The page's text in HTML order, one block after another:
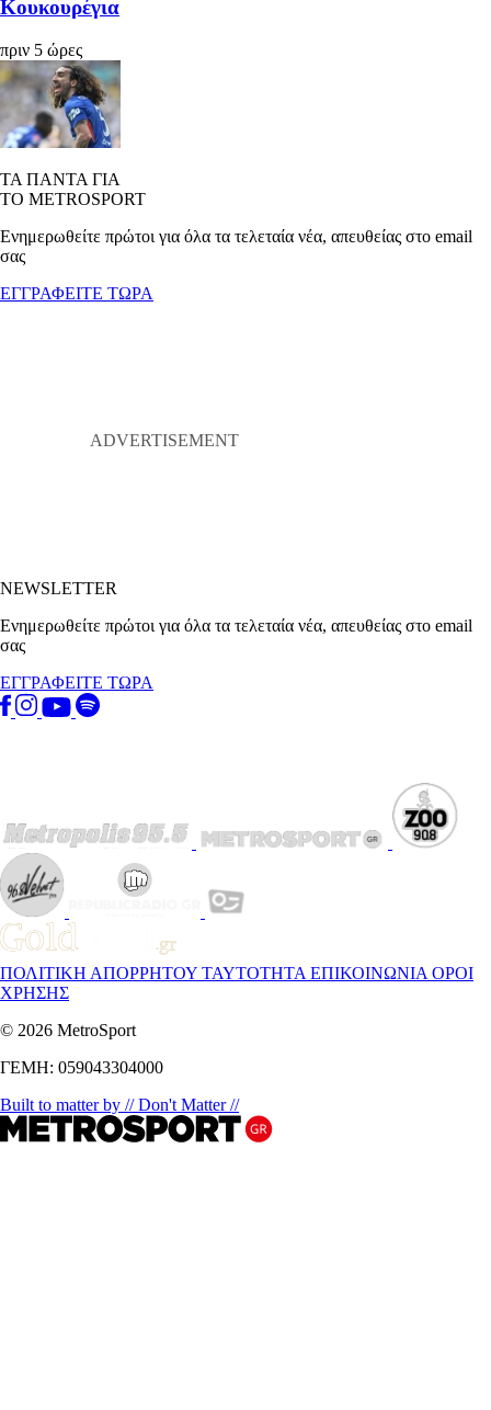
Κουκουρέγια
πριν 5 ώρες
ΤΑ ΠΑΝΤΑ ΓΙΑ
ΤΟ METROSPORT
Ενημερωθείτε πρώτοι για όλα τα τελεταία νέα, απευθείας στο email
σας
ΕΓΓΡΑΦΕΙΤΕ ΤΩΡΑ
NEWSLETTER
Ενημερωθείτε πρώτοι για όλα τα τελεταία νέα, απευθείας στο email
σας
ΕΓΓΡΑΦΕΙΤΕ ΤΩΡΑ
ΠΟΛΙΤΙΚΗ ΑΠΟΡΡΗΤΟΥ ΤΑΥΤΟΤΗΤΑ ΕΠΙΚΟΙΝΩΝΙΑ ΟΡΟΙ
ΧΡΗΣΗΣ
© 2026 MetroSport
ΓΕΜΗ: 059043304000
Built to matter by // Don't Matter //